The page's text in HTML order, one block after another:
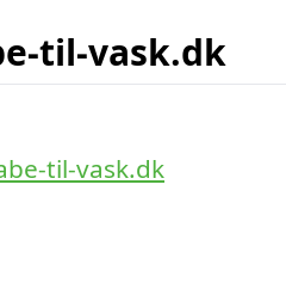
til-vask.dk
til-vask.dk